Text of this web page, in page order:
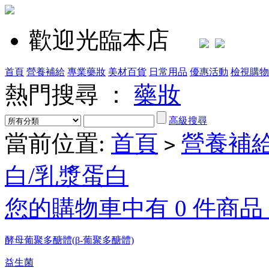
歡迎光臨本店
首頁 營養補給 專業藥妝 美材百貨 日常用品 優惠活動 檢視購
熱門搜尋 ： 藥妝
高級搜尋
當前位置: 首頁 > 營養補
白/乳漿蛋白
您的購物車中有 0 件商
酵母葡聚多醣體(β-葡聚多醣體)
益生菌